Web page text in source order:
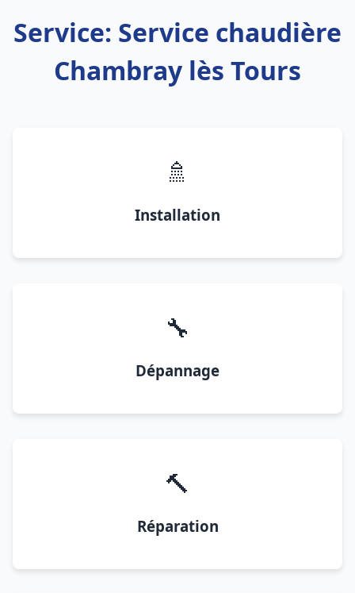
Service: Service chaudière
Chambray lès Tours
🚿
Installation
🔧
Dépannage
🔨
Réparation